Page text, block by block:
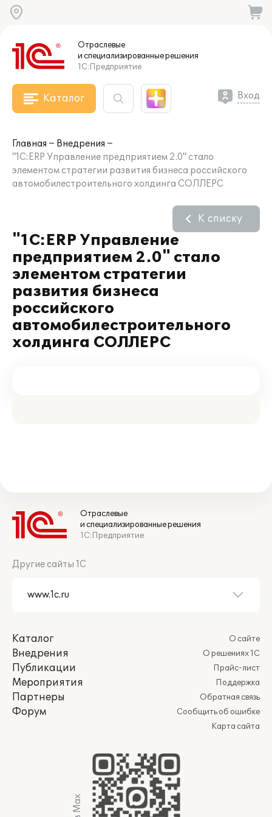
Отраслевые
и специализированныерешения
1С:Предприятие
Каталог Вход
Главная
Внедрения
"1С:ERP Управление предприятием 2.0" стало
элементом стратегии развития бизнеса российского
автомобилестроительного холдинга СОЛЛЕРС
"1С:ERP Управление
предприятием 2.0" стало
элементом стратегии
развития бизнеса
российского
автомобилестроительного
холдинга СОЛЛЕРС
К списку
Отраслевые
и специализированные решения
1С:Предприятие
Другие сайты 1С
Каталог
Внедрения
Публикации
Мероприятия
Партнеры
Форум
О сайте
О решениях 1С
Прайс-лист
Поддержка
Обратная связь
Сообщить об ошибке
Карта сайта